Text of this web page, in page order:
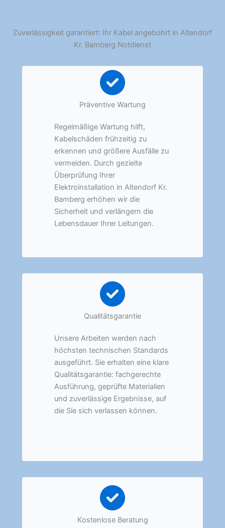
Zuverlässigkeit garantiert: Ihr Kabel angebohrt in Altendorf
Kr. Bamberg Notdienst
Präventive Wartung
Regelmäßige Wartung hilft,
Kabelschäden frühzeitig zu
erkennen und größere Ausfälle zu
vermeiden. Durch gezielte
Überprüfung Ihrer
Elektroinstallation in Altendorf Kr.
Bamberg erhöhen wir die
Sicherheit und verlängern die
Lebensdauer Ihrer Leitungen.
Qualitätsgarantie
Unsere Arbeiten werden nach
höchsten technischen Standards
ausgeführt. Sie erhalten eine klare
Qualitätsgarantie: fachgerechte
Ausführung, geprüfte Materialien
und zuverlässige Ergebnisse, auf
die Sie sich verlassen können.
Kostenlose Beratung